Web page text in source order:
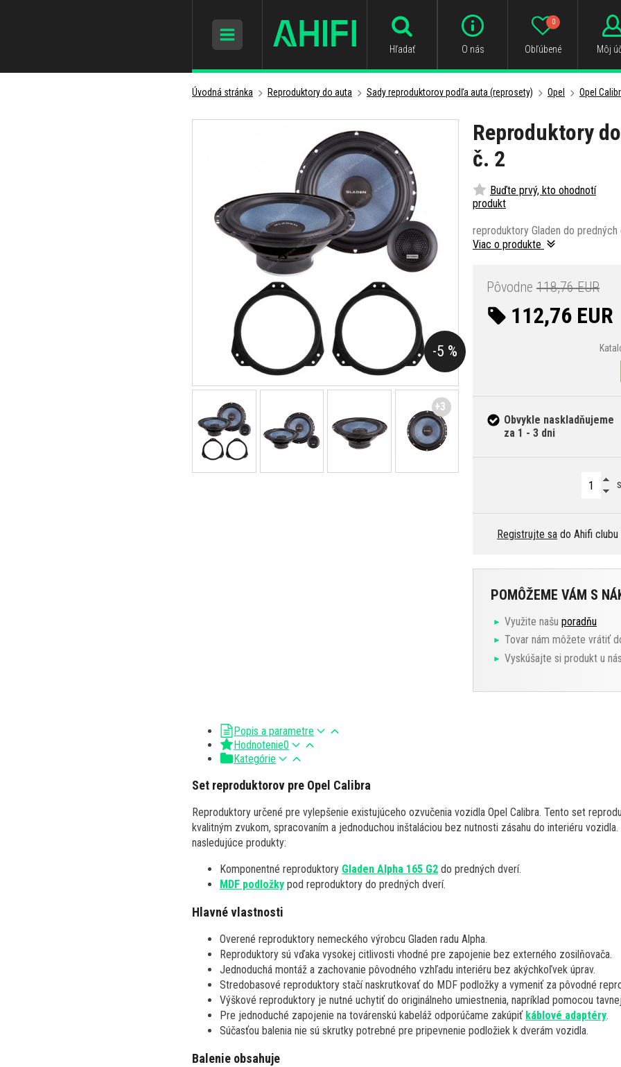
Hľadať O nás Obľúbené
0
Môj
Úvodná stránka Reproduktory do auta Sady reproduktorov podľa auta (reprosety) Opel Opel
Reproduktory
č. 2
Buďte prvý, kto ohodnotí
produkt
reproduktory Gladen do predných
Viac o produkte
Pôvodne 118,76 EUR
112,76 EUR
Obvykle naskladňujeme
za 1 - 3 dni
Registrujte sa do Ahifi
POMÔŽEME VÁM S
Využite našu poradňu
Tovar nám môžete vrátiť
Vyskúšajte si produkt u nás
-5 %
+3
Popis a parametre
Hodnotenie0
Kategórie
Set reproduktorov pre Opel Calibra
Reproduktory určené pre vylepšenie existujúceho ozvučenia vozidla Opel Calibra. Tento set
kvalitným zvukom, spracovaním a jednoduchou inštaláciou bez nutnosti zásahu do interiéru
nasledujúce produkty:
Komponentné reproduktory Gladen Alpha 165 G2 do predných dverí.
MDF podložky pod reproduktory do predných dverí.
Hlavné vlastnosti
Overené reproduktory nemeckého výrobcu Gladen radu Alpha.
Reproduktory sú vďaka vysokej citlivosti vhodné pre zapojenie bez externého zosilňovača.
Jednoduchá montáž a zachovanie pôvodného vzhľadu interiéru bez akýchkoľvek úprav.
Stredobasové reproduktory stačí naskrutkovať do MDF podložky a vymeniť za pôvodné
Výškové reproduktory je nutné uchytiť do originálneho umiestnenia, napríklad pomocou
Pre jednoduché zapojenie na továrenskú kabeláž odporúčame zakúpiť káblové adaptéry.
Súčasťou balenia nie sú skrutky potrebné pre pripevnenie podložiek k dverám vozidla.
Balenie obsahuje